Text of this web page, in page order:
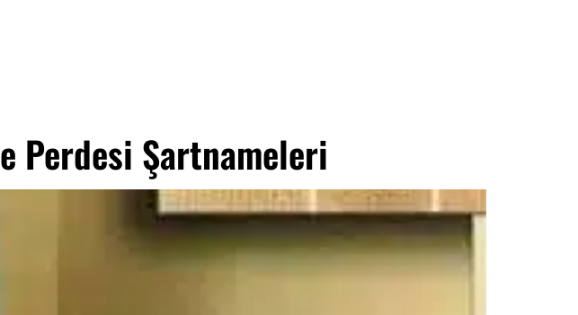
Perdesi Şartnameleri